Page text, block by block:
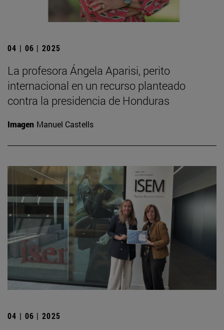
04 | 06 | 2025
La profesora Ángela Aparisi, perito
internacional en un recurso planteado
contra la presidencia de Honduras
Imagen Manuel Castells
04 | 06 | 2025